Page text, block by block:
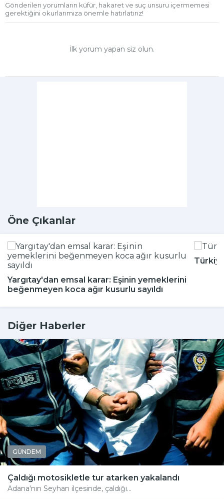
Gönderilen yorumların küfür, hakaret ve suç unsuru içermemesi
gerektiğini okurlarımıza önemle hatırlatırız!
İlk yorum yapan siz olun.
Öne Çıkanlar
Yargıtay'dan emsal karar: Eşinin yemeklerini
beğenmeyen koca ağır kusurlu sayıldı
Diğer Haberler
GÜNDEM
Çaldığı motosikletle tur atarken yakalandı
Adana'nın Seyhan ilçesinde, çaldığı...